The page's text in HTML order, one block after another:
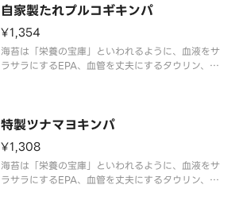
自家製たれプルコギキンパ
¥1,354
海苔は「栄養の宝庫」といわれるように、血液をサ
ラサラにするEPA、血管を丈夫にするタウリン、女
トにも強い味方！海苔を食べて
特製ツナマヨキンパ
¥1,308
海苔は「栄養の宝庫」といわれるように、血液をサ
ラサラにするEPA、血管を丈夫にするタウリン、女